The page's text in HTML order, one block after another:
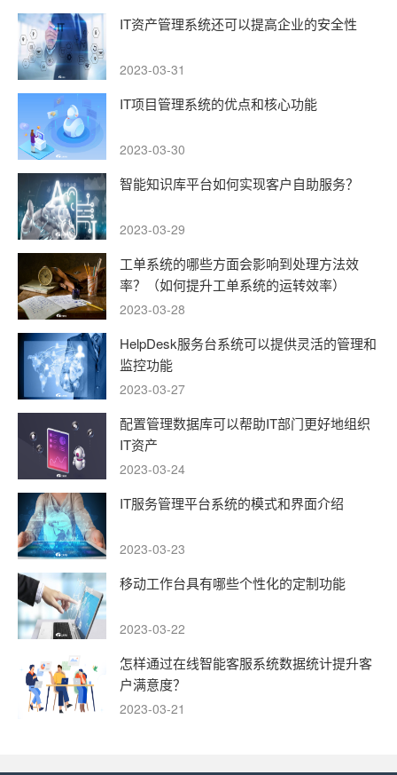
IT资产管理系统还可以提高企业的安全性
2023-03-31
IT项目管理系统的优点和核心功能
2023-03-30
智能知识库平台如何实现客户自助服务？
2023-03-29
工单系统的哪些方面会影响到处理方法效
率？（如何提升工单系统的运转效率）
2023-03-28
HelpDesk服务台系统可以提供灵活的管理和
监控功能
2023-03-27
配置管理数据库可以帮助IT部门更好地组织
IT资产
2023-03-24
IT服务管理平台系统的模式和界面介绍
2023-03-23
移动工作台具有哪些个性化的定制功能
2023-03-22
怎样通过在线智能客服系统数据统计提升客
户满意度？
2023-03-21